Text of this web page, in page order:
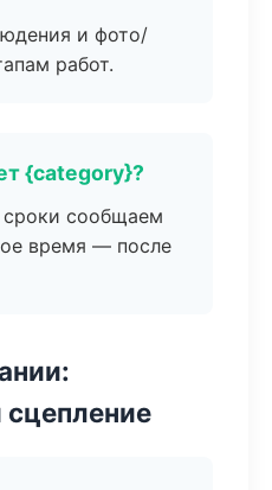
и фото/
работ.
{category}?
сообщаем
время — после